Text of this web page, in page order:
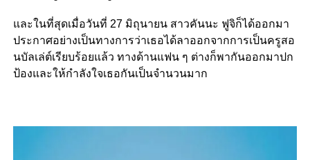
และในที่สุดเมื่อวันที่ 27 มิถุนายน สาวคันนะ ฟูจิก็ได้ออกมา
ประกาศอย่างเป็นทางการว่าเธอได้ลาออกจากการเป็นครูสอ
นบัลเล่ต์เรียบร้อยแล้ว ทางด้านแฟน ๆ ต่างก็พากันออกมาปก
ป้องและให้กำลังใจเธอกันเป็นจำนวนมาก